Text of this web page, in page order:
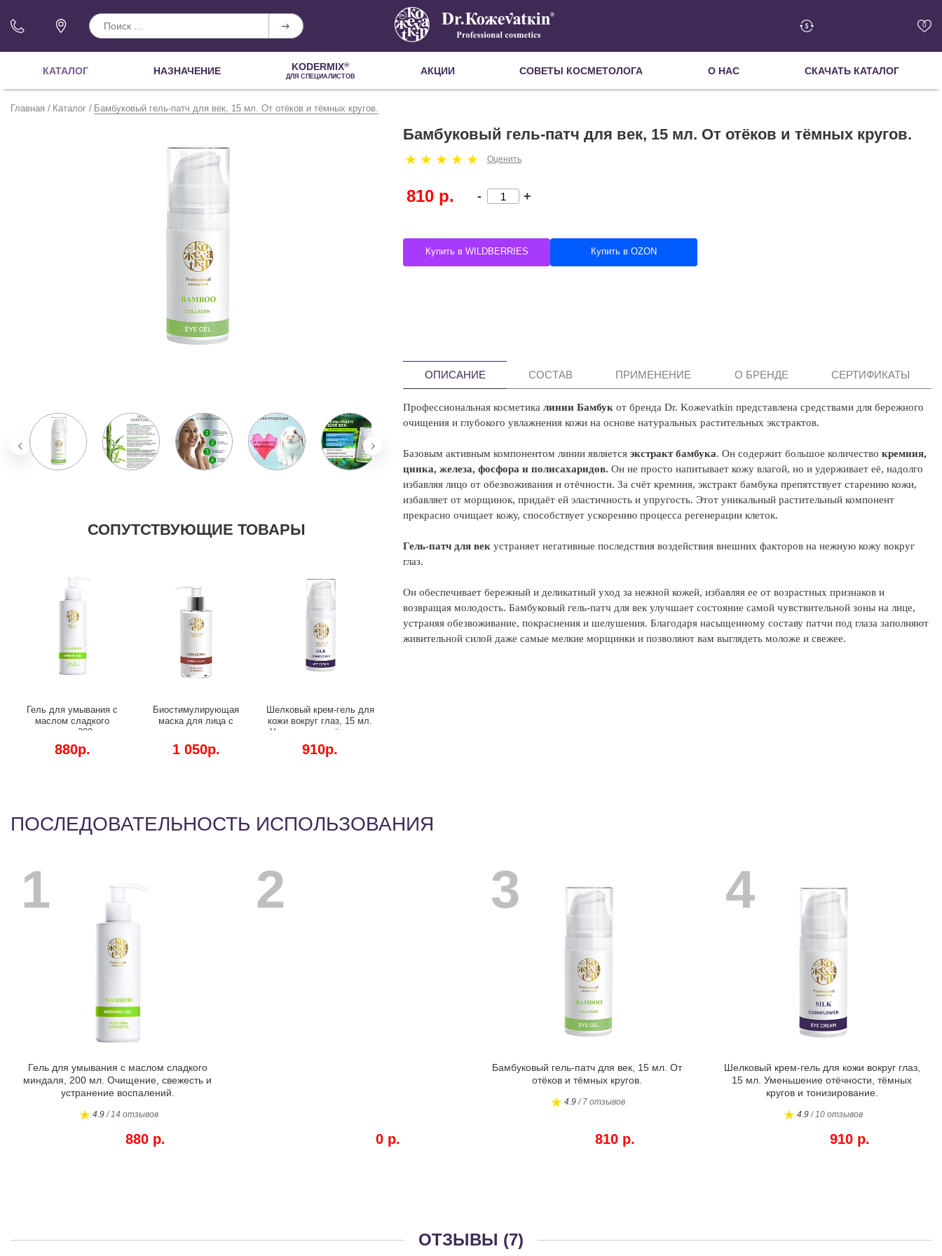
0
КАТАЛОГ НАЗНАЧЕНИЕ KODERMIX®
ДЛЯ СПЕЦИАЛИСТОВ
АКЦИИ СОВЕТЫ КОСМЕТОЛОГА О НАС СКАЧАТЬ КАТАЛОГ
Главная Каталог Бамбуковый гель-патч для век, 15 мл. От отёков и тёмных кругов.
СОПУТСТВУЮЩИЕ ТОВАРЫ
Гель для умывания с
маслом сладкого
миндаля, 200 мл.
Очищение, свежесть и
устранение воспалений.
880р.
Биостимулирующая
маска для лица с
200 мл. Лифтинг и
питание.
1 050р.
Шелковый крем-гель для
кожи вокруг глаз, 15 мл.
Уменьшение отёчности,
тёмных кругов и
тонизирование.
910р.
Бамбуковый гель-патч для век, 15 мл. От отёков и тёмных кругов.
Оценить
810 р. - +
Купить в WILDBERRIES Купить в OZON
ОПИСАНИЕ СОСТАВ ПРИМЕНЕНИЕ О БРЕНДЕ СЕРТИФИКАТЫ
Профессиональная косметика линии Бамбук от бренда Dr. Koжevatkin представлена средствами для бережного
очищения и глубокого увлажнения кожи на основе натуральных растительных экстрактов.
Базовым активным компонентом линии является экстракт бамбука. Он содержит большое количество кремния,
цинка, железа, фосфора и полисахаридов. Он не просто напитывает кожу влагой, но и удерживает её, надолго
избавляя лицо от обезвоживания и отёчности. За счёт кремния, экстракт бамбука препятствует старению кожи,
избавляет от морщинок, придаёт ей эластичность и упругость. Этот уникальный растительный компонент
прекрасно очищает кожу, способствует ускорению процесса регенерации клеток.
Гель-патч для век устраняет негативные последствия воздействия внешних факторов на нежную кожу вокруг
глаз.
Он обеспечивает бережный и деликатный уход за нежной кожей, избавляя ее от возрастных признаков и
возвращая молодость. Бамбуковый гель-патч для век улучшает состояние самой чувствительной зоны на лице,
устраняя обезвоживание, покраснения и шелушения. Благодаря насыщенному составу патчи под глаза заполняют
живительной силой даже самые мелкие морщинки и позволяют вам выглядеть моложе и свежее.
ПОСЛЕДОВАТЕЛЬНОСТЬ ИСПОЛЬЗОВАНИЯ
Гель для умывания с маслом сладкого
миндаля, 200 мл. Очищение, свежесть и
устранение воспалений.
4.9/ 14 отзывов
880 р. 0 р.
Бамбуковый гель-патч для век, 15 мл. От
отёков и тёмных кругов.
4.9/ 7 отзывов
810 р.
Шелковый крем-гель для кожи вокруг глаз,
15 мл. Уменьшение отёчности, тёмных
кругов и тонизирование.
4.9/ 10 отзывов
910 р.
ОТЗЫВЫ (7)